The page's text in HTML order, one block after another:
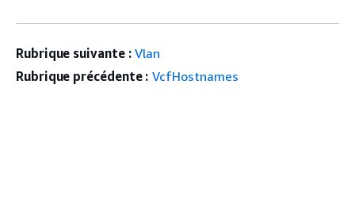
Rubrique suivante : Vlan
Rubrique précédente : VcfHostnames